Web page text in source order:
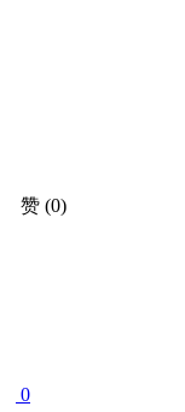
赞 (0)
0